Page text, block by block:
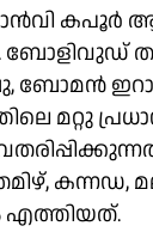
കപൂർ
ബോളിവുഡ്
ബോമൻ
മറ്റു
കന്നഡ,
എത്തിയത്.